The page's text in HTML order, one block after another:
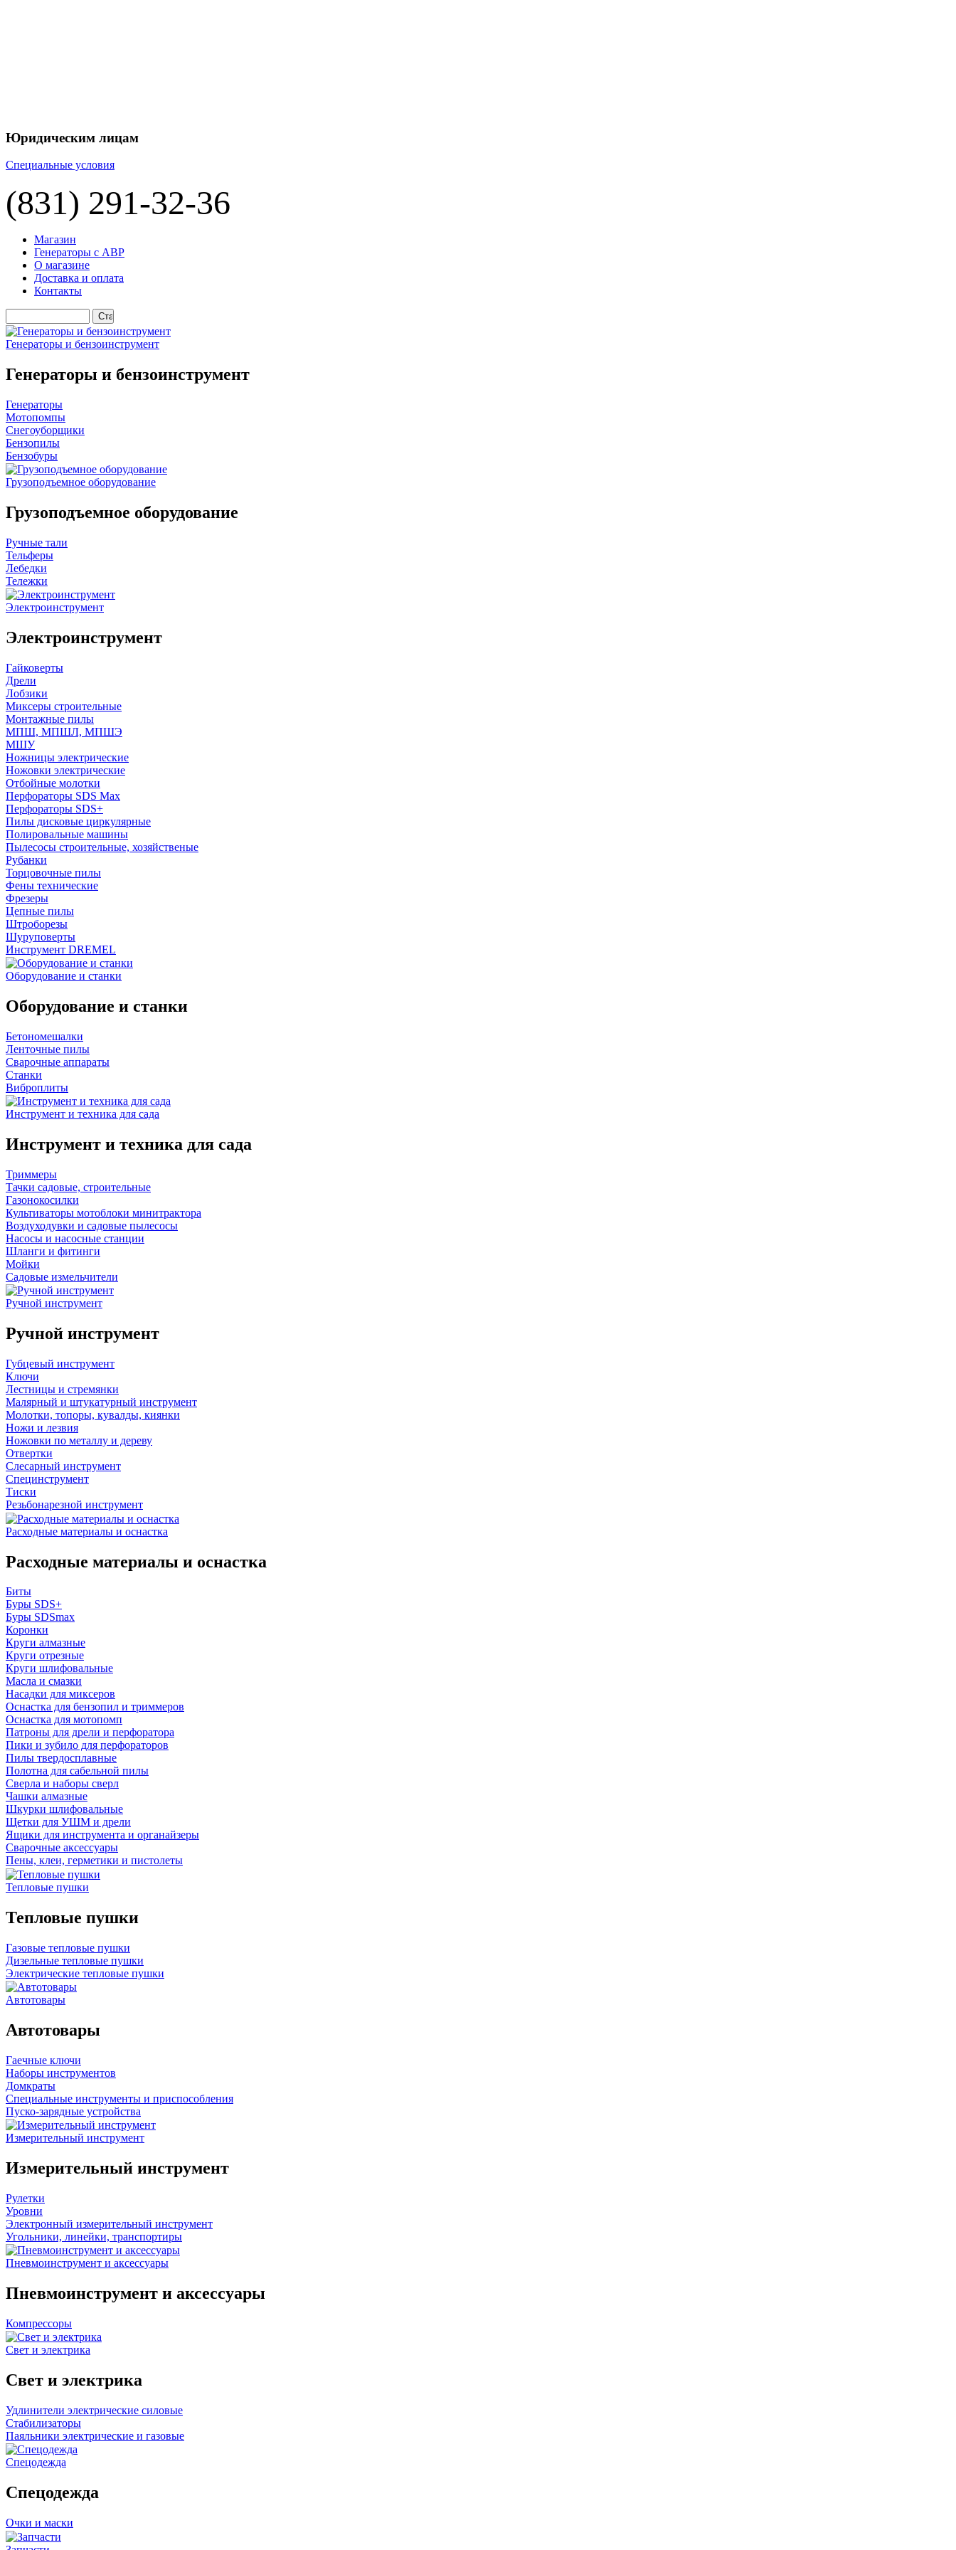
Юридическим лицам
Специальные условия
(831) 291-32-36
Магазин
Генераторы с АВР
О магазине
Доставка и оплата
Контакты
Генераторы и бензоинструмент
Генераторы и бензоинструмент
Генераторы
Мотопомпы
Снегоуборщики
Бензопилы
Бензобуры
Грузоподъемное оборудование
Грузоподъемное оборудование
Ручные тали
Тельферы
Лебедки
Тележки
Электроинструмент
Электроинструмент
Гайковерты
Дрели
Лобзики
Миксеры строительные
Монтажные пилы
МПШ, МПШЛ, МПШЭ
МШУ
Ножницы электрические
Ножовки электрические
Отбойные молотки
Перфораторы SDS Max
Перфораторы SDS+
Пилы дисковые циркулярные
Полировальные машины
Пылесосы строительные, хозяйственые
Рубанки
Торцовочные пилы
Фены технические
Фрезеры
Цепные пилы
Штроборезы
Шуруповерты
Инструмент DREMEL
Оборудование и станки
Оборудование и станки
Бетономешалки
Ленточные пилы
Сварочные аппараты
Станки
Виброплиты
Инструмент и техника для сада
Инструмент и техника для сада
Триммеры
Тачки садовые, строительные
Газонокосилки
Культиваторы мотоблоки минитрактора
Воздуходувки и садовые пылесосы
Насосы и насосные станции
Шланги и фитинги
Мойки
Садовые измельчители
Ручной инструмент
Ручной инструмент
Губцевый инструмент
Ключи
Лестницы и стремянки
Малярный и штукатурный инструмент
Молотки, топоры, кувалды, киянки
Ножи и лезвия
Ножовки по металлу и дереву
Отвертки
Слесарный инструмент
Специнструмент
Тиски
Резьбонарезной инструмент
Расходные материалы и оснастка
Расходные материалы и оснастка
Биты
Буры SDS+
Буры SDSmax
Коронки
Круги алмазные
Круги отрезные
Круги шлифовальные
Масла и смазки
Насадки для миксеров
Оснастка для бензопил и триммеров
Оснастка для мотопомп
Патроны для дрели и перфоратора
Пики и зубило для перфораторов
Пилы твердосплавные
Полотна для сабельной пилы
Сверла и наборы сверл
Чашки алмазные
Шкурки шлифовальные
Щетки для УШМ и дрели
Ящики для инструмента и органайзеры
Сварочные аксессуары
Пены, клеи, герметики и пистолеты
Тепловые пушки
Тепловые пушки
Газовые тепловые пушки
Дизельные тепловые пушки
Электрические тепловые пушки
Автотовары
Автотовары
Гаечные ключи
Наборы инструментов
Домкраты
Специальные инструменты и приспособления
Пуско-зарядные устройства
Измерительный инструмент
Измерительный инструмент
Рулетки
Уровни
Электронный измерительный инструмент
Угольники, линейки, транспортиры
Пневмоинструмент и аксессуары
Пневмоинструмент и аксессуары
Компрессоры
Свет и электрика
Свет и электрика
Удлинители электрические силовые
Стабилизаторы
Паяльники электрические и газовые
Спецодежда
Спецодежда
Очки и маски